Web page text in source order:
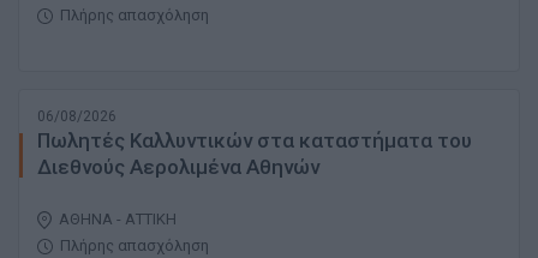
Πλήρης απασχόληση
06/08/2026
Πωλητές Καλλυντικών στα καταστήματα του
Διεθνούς Αερολιμένα Αθηνών
ΑΘΗΝΑ - ΑΤΤΙΚΗ
Πλήρης απασχόληση